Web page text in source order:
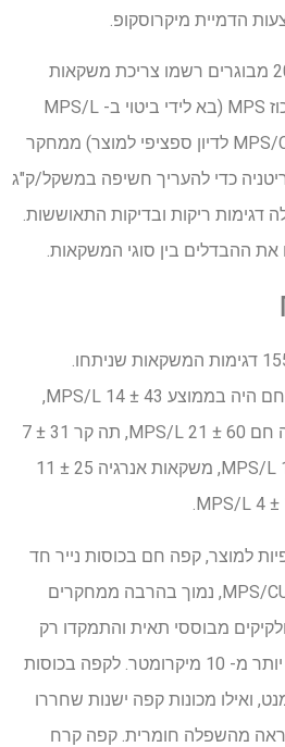
הדמיית מיקרוסקופ.
סקר מקוון שנערך בקרב 201 מבוגרים רשמו צריכת משקאות
יומית, ששולבה עם נתוני ריכוז MPS (בא לידי ביטוי ב- MPS/L
בתוצאות העיקריות וב- MPS/CUP לדיון ספציפי למוצר) ממחקר
כדי להעריך חשיפה במשקל/ק"ג
דגימות ריקות ובדיקות התאוששות.
את ההבדלים בין סוגי המשקאות.
חברי פרלמנט התגלו בכל 155 דגימות המשקאות שניתחו.
במונחים של MPS/L, קפה חם היה בממוצע 43 ± 14 MPS/L,
קפה קר 37 ± 6 MPS/L, תה חם 60 ± 21 MPS/L, תה קר 31 ± 7
MPS/L, מיץ פירות 30 ± 11 MPS/L, משקאות אנרגיה 25 ± 11
למוצר, קפה חם בכוסות נייר חד
פעמיות היה בממוצע 16 MPS/CUP, נמוך בהרבה ממחקרים
מבוססי תאית והתמקדו רק
בפולימרים סינתטיים עבים יותר מ- 10 מיקרומטר. לקפה בכוסות
ואילו מכונות קפה ישנות שחררו
מהשפלה חומרית. קפה קרח